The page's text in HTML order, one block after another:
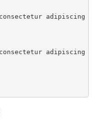
adipiscing
adipiscing